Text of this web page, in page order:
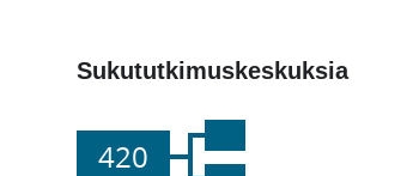
Sukututkimuskeskuksia
420